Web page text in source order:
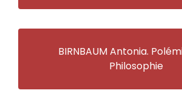
BIRNBAUM Antonia.
Philosophie